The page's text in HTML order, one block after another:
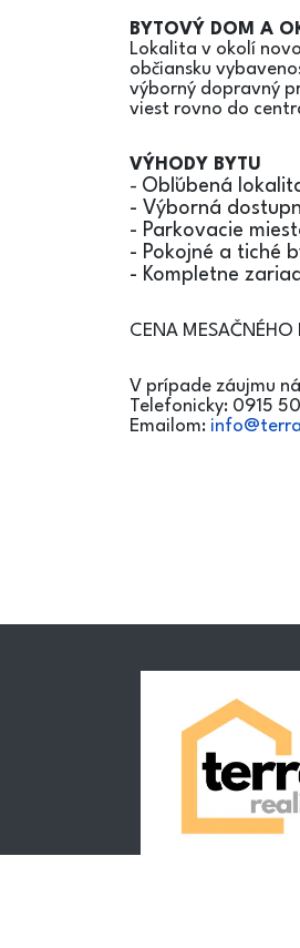
BYTOVÝ DOM A
Lokalita v okolí
občiansku
výborný dopravný
viest rovno do
VÝHODY BYTU
- Obľúbená
- Výborná
- Parkovacie
- Pokojné a tiché
- Kompletne
CENA
V prípade záujmu
Telefonicky: 0915
Emailom: